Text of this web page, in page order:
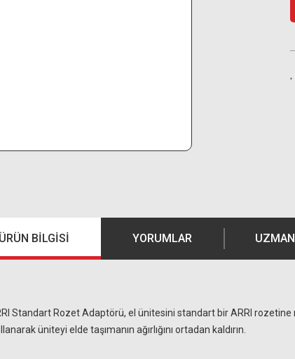
ÜRÜN BILGISI YORUMLAR
Standart Rozet Adaptörü, el ünitesini standart bir ARRI
üniteyi elde taşımanın ağırlığını ortadan kaldırın.